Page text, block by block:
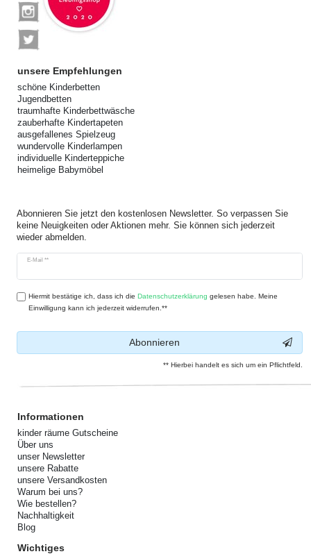
unsere Empfehlungen
schöne Kinderbetten
Jugendbetten
traumhafte Kinderbettwäsche
zauberhafte Kindertapeten
ausgefallenes Spielzeug
wundervolle Kinderlampen
individuelle Kinderteppiche
heimelige Babymöbel
Abonnieren Sie jetzt den kostenlosen Newsletter. So verpassen Sie
keine Neuigkeiten oder Aktionen mehr. Sie können sich jederzeit
wieder abmelden.
E-Mail **
Newsletter
Hiermit bestätige ich, dass ich dieDaten­schutz­erklärung gelesen habe. Meine
Einwilligung kann ich jederzeit widerrufen.**
Abonnieren
** Hierbei handelt es sich um ein Pflichtfeld.
Informationen
kinder räume Gutscheine
Über uns
unser Newsletter
unsere Rabatte
unsere Versandkosten
Warum bei uns?
Wie bestellen?
Nachhaltigkeit
Blog
Wichtiges